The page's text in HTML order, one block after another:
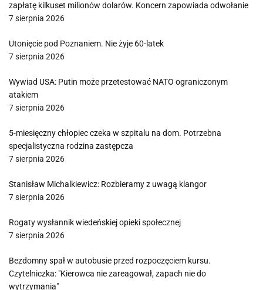
zapłatę kilkuset milionów dolarów. Koncern zapowiada odwołanie
7 sierpnia 2026
Utonięcie pod Poznaniem. Nie żyje 60-latek
7 sierpnia 2026
Wywiad USA: Putin może przetestować NATO ograniczonym
atakiem
7 sierpnia 2026
5-miesięczny chłopiec czeka w szpitalu na dom. Potrzebna
specjalistyczna rodzina zastępcza
7 sierpnia 2026
Stanisław Michalkiewicz: Rozbieramy z uwagą klangor
7 sierpnia 2026
Rogaty wysłannik wiedeńskiej opieki społecznej
7 sierpnia 2026
Bezdomny spał w autobusie przed rozpoczęciem kursu.
Czytelniczka: "Kierowca nie zareagował, zapach nie do
wytrzymania"